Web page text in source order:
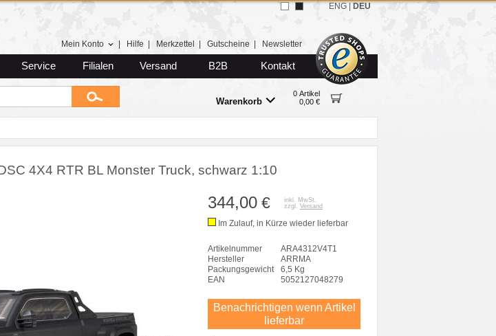
Mein Konto Hilfe Merkzettel Gutscheine Newsletter
Service Filialen Versand B2B Kontakt
Warenkorb
0 Artikel
0,00 €
ENG DEU
4X4 RTR BL Monster Truck, schwarz 1:10
344,00 €
inkl. MwSt.
zzgl. Versand
Im Zulauf, in Kürze wieder lieferbar
Artikelnummer
ARA4312V4T1
Hersteller
ARRMA
Packungsgewicht
6,5 Kg
EAN
5052127048279
Benachrichtigen wenn Artikel
lieferbar